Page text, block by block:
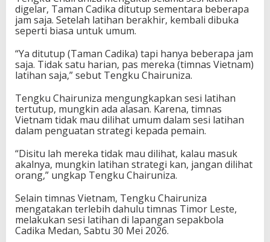
digelar, Taman Cadika ditutup sementara beberapa
jam saja. Setelah latihan berakhir, kembali dibuka
seperti biasa untuk umum.
“Ya ditutup (Taman Cadika) tapi hanya beberapa jam
saja. Tidak satu harian, pas mereka (timnas Vietnam)
latihan saja,” sebut Tengku Chairuniza.
Tengku Chairuniza mengungkapkan sesi latihan
tertutup, mungkin ada alasan. Karena, timnas
Vietnam tidak mau dilihat umum dalam sesi latihan
dalam penguatan strategi kepada pemain.
“Disitu lah mereka tidak mau dilihat, kalau masuk
akalnya, mungkin latihan strategi kan, jangan dilihat
orang,” ungkap Tengku Chairuniza.
Selain timnas Vietnam, Tengku Chairuniza
mengatakan terlebih dahulu timnas Timor Leste,
melakukan sesi latihan di lapangan sepakbola
Cadika Medan, Sabtu 30 Mei 2026.